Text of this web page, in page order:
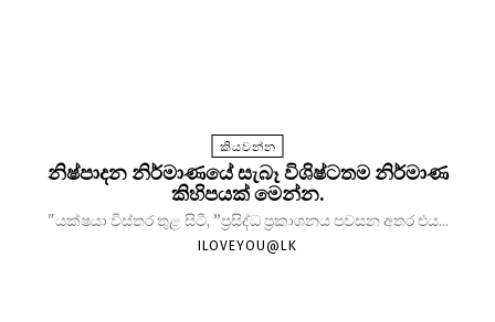
කියවන්න
නිෂ්පාදන නිර්මාණයේ සැබෑ විශිෂ්ටතම නිර්මාණ
කිහිපයක් මෙන්න.
"යක්ෂයා විස්තර තුළ සිටී, ”ප්‍රසිද්ධ ප්‍රකාශනය පවසන අතර එය...
ILOVEYOU@LK